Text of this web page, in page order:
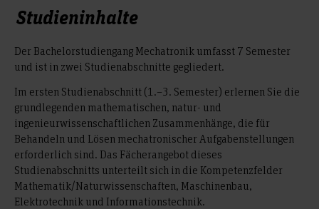
Studieninhalte
Der Bachelorstudiengang Mechatronik umfasst 7 Semester
und ist in zwei Studienabschnitte gegliedert.
Im ersten Studienabschnitt (1.–3. Semester) erlernen Sie die
grundlegenden mathematischen, natur- und
ingenieurwissenschaftlichen Zusammenhänge, die für
Behandeln und Lösen mechatronischer Aufgabenstellungen
erforderlich sind. Das Fächerangebot dieses
Studienabschnitts unterteilt sich in die Kompetenzfelder
Mathematik/Naturwissenschaften, Maschinenbau,
Elektrotechnik und Informationstechnik.